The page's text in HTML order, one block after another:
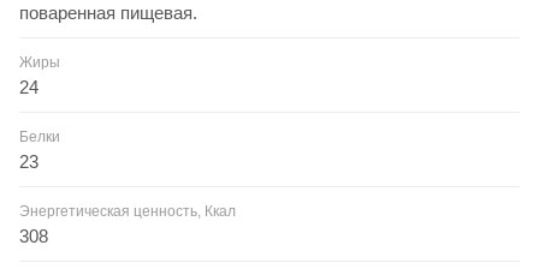
поваренная пищевая.
Жиры
24
Белки
23
Энергетическая ценность, Ккал
308